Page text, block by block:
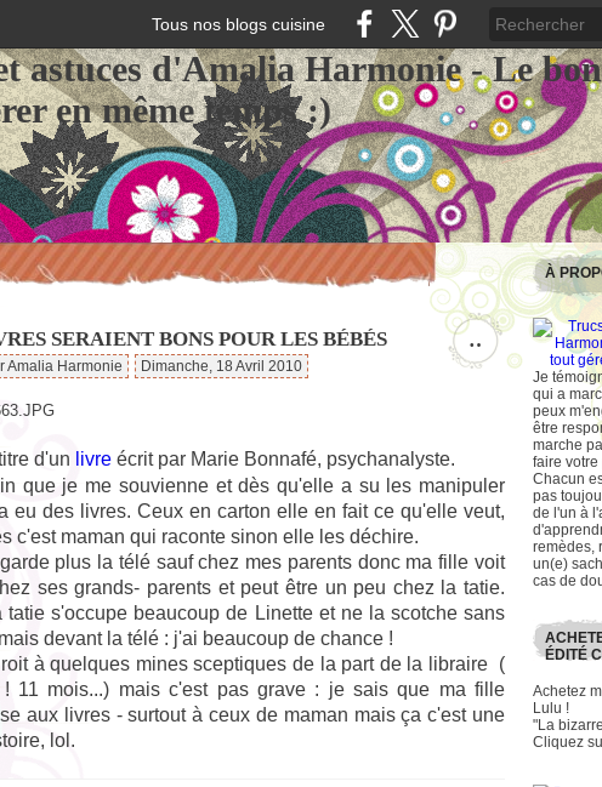
Tous nos blogs cuisine
astuces d'Amalia Harmonie - Le
en même temps :)
…
SERAIENT BONS POUR LES BÉBÉS
Amalia Harmonie Dimanche, 18 Avril 2010
d'un livre écrit par Marie Bonnafé, psychanalyste.
que je me souvienne et dès qu'elle a su les manipuler
eu des livres. Ceux en carton elle en fait ce qu'elle veut,
c'est maman qui raconte sinon elle les déchire.
plus la télé sauf chez mes parents donc ma fille voit
ses grands- parents et peut être un peu chez la tatie.
tatie s'occupe beaucoup de Linette et ne la scotche sans
devant la télé : j'ai beaucoup de chance !
à quelques mines sceptiques de la part de la libraire (
11 mois...) mais c'est pas grave : je sais que ma fille
aux livres - surtout à ceux de maman mais ça c'est une
lol.
À
Je
qui a
peux
être
marche
faire
Chacun
pas
de l'un à
remèdes,
un(e)
cas de
ÉDITÉ
Achetez
Lulu !
"La
Cliquez